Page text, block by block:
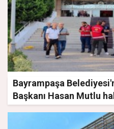
Bayrampaşa
Başkanı Hasan Mutlu